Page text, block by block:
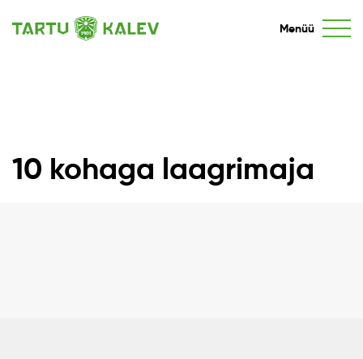
Menüü
10 kohaga laagrimaja